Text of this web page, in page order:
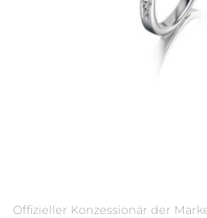
Offizieller Konzessionär der